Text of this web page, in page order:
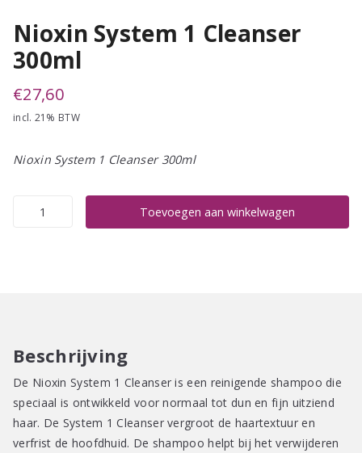
Nioxin System 1 Cleanser
300ml
€27,60
incl. 21% BTW
Nioxin System 1 Cleanser 300ml
Nioxin
Toevoegen aan winkelwagen
Beschrijving
De Nioxin System 1 Cleanser is een reinigende shampoo die
speciaal is ontwikkeld voor normaal tot dun en fijn uitziend
haar. De System 1 Cleanser vergroot de haartextuur en
verfrist de hoofdhuid. De shampoo helpt bij het verwijderen